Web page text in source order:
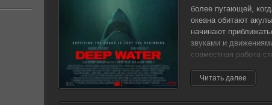
более пугающей,
океана обитают
начинают
звуками и
совместная работа
о своих различиях и
водной стихии, где
последним,
Читать далее